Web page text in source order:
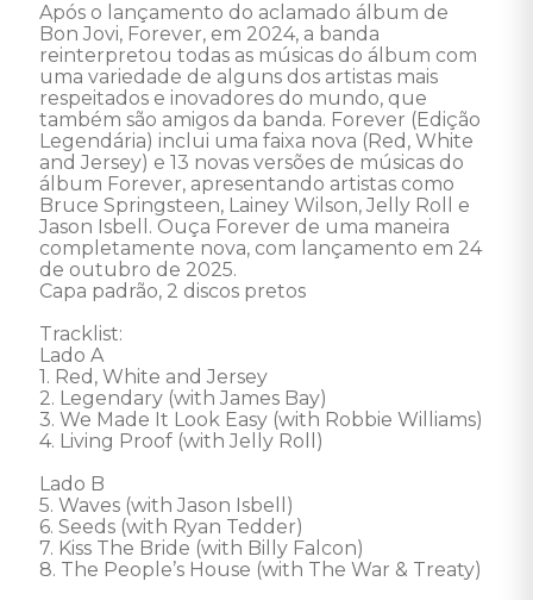
Após o lançamento do aclamado álbum de
Bon Jovi, Forever, em 2024, a banda
reinterpretou todas as músicas do álbum com
uma variedade de alguns dos artistas mais
respeitados e inovadores do mundo, que
também são amigos da banda. Forever (Edição
Legendária) inclui uma faixa nova (Red, White
and Jersey) e 13 novas versões de músicas do
álbum Forever, apresentando artistas como
Bruce Springsteen, Lainey Wilson, Jelly Roll e
Jason Isbell. Ouça Forever de uma maneira
completamente nova, com lançamento em 24
de outubro de 2025.
Capa padrão, 2 discos pretos
Tracklist:
Lado A
1. Red, White and Jersey
2. Legendary (with James Bay)
3. We Made It Look Easy (with Robbie Williams)
4. Living Proof (with Jelly Roll)
Lado B
5. Waves (with Jason Isbell)
6. Seeds (with Ryan Tedder)
7. Kiss The Bride (with Billy Falcon)
8. The People’s House (with The War & Treaty)